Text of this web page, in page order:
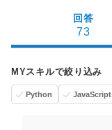
回答
73
MYスキルで絞り込み
Python JavaScript